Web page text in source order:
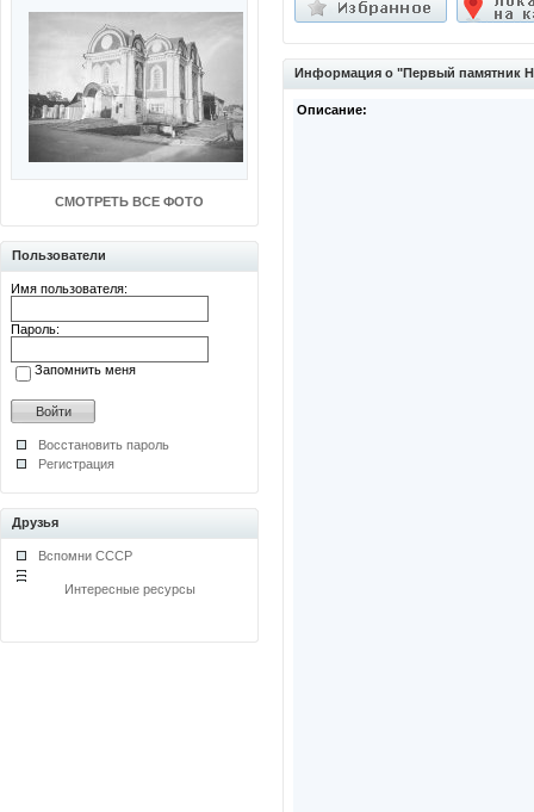
СМОТРЕТЬ ВСЕ ФОТО
Пользователи
Имя пользователя:
Пароль:
Запомнить меня
Восстановить пароль
Регистрация
Друзья
Вспомни СССР
Интересные ресурсы
Информация о "Первый памятник
Описание: